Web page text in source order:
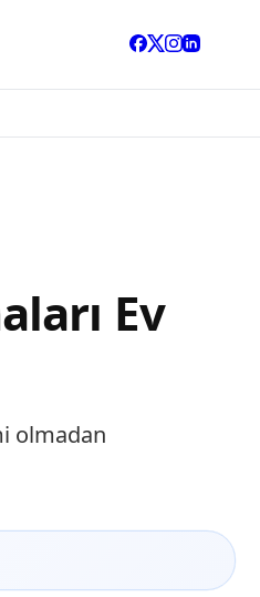
Ev
olmadan